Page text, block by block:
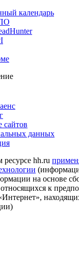
календарь
сайтов
данных
hh.ru
на основе
к